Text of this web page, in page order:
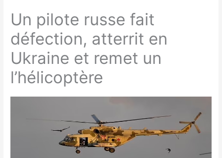
Un pilote russe fait
défection, atterrit en
Ukraine et remet un
l’hélicoptère